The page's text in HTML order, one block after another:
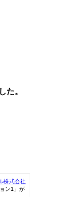
た。
株式会社
ン1」が